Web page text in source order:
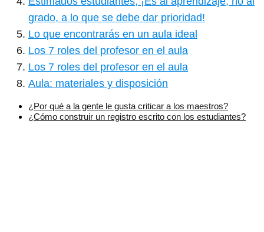
grado, a lo que se debe dar prioridad!
Lo que encontrarás en un aula ideal
Los 7 roles del profesor en el aula
Los 7 roles del profesor en el aula
Aula: materiales y disposición
¿Por qué a la gente le gusta criticar a los maestros?
¿Cómo construir un registro escrito con los estudiantes?